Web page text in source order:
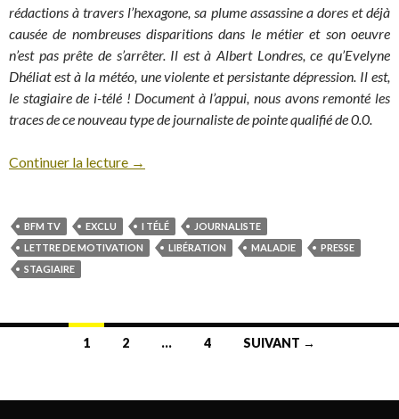
rédactions à travers l’hexagone, sa plume assassine a dores et déjà
causée de nombreuses disparitions dans le métier et son oeuvre
n’est pas prête de s’arrêter. Il est à Albert Londres, ce qu’Evelyne
Dhéliat est à la météo, une violente et persistante dépression. Il est,
le stagiaire de i-télé ! Document à l’appui, nous avons remonté les
traces de ce nouveau type de journaliste de pointe qualifié de 0.0.
Continuer la lecture →
BFM TV EXCLU I TÉLÉ
JOURNALISTE
LETTRE DE MOTIVATION
LIBÉRATION MALADIE
PRESSE
STAGIAIRE
1 2 … 4 SUIVANT →